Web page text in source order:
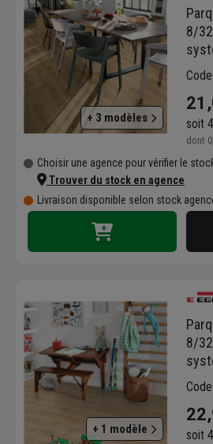
+ 3 modèles
8/
8 x
soit
dont
Choisir une agence pour vérifier le
Trouver du stock en agence
Livraison disponible selon stock
+ 1 modèle
8/
8 x
soit